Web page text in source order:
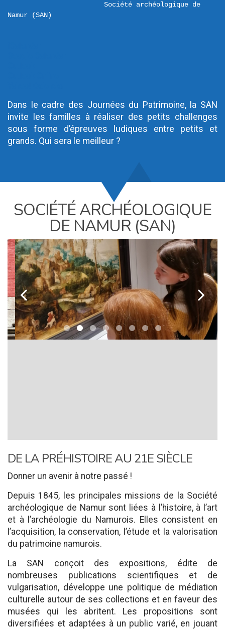
Société archéologique de
Namur (SAN)
Dans le cadre des Journées du Patrimoine, la SAN
invite les familles à réaliser des petits challenges
sous forme d’épreuves ludiques entre petits et
grands. Qui sera le meilleur ?
SOCIÉTÉ ARCHÉOLOGIQUE
DE NAMUR (SAN)
k l
DE LA PRÉHISTOIRE AU 21E SIÈCLE
Donner un avenir à notre passé !
Depuis 1845, les principales missions de la Société
archéologique de Namur sont liées à l’histoire, à l’art
et à l’archéologie du Namurois. Elles consistent en
l’acquisition, la conservation, l’étude et la valorisation
du patrimoine namurois.
La SAN conçoit des expositions, édite de
nombreuses publications scientifiques et de
vulgarisation, développe une politique de médiation
culturelle autour de ses collections et en faveur des
musées qui les abritent. Les propositions sont
diversifiées et adaptées à un public varié, en jouant